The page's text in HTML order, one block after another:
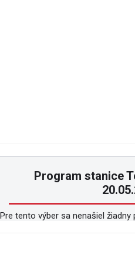
Program stanice
Pre tento výber sa nenašiel žiadny